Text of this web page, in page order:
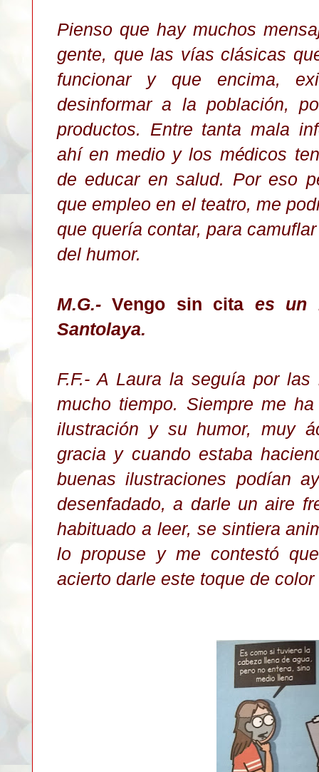
Pienso que hay muchos
gente, que las vías clásicas
funcionar y que encima,
desinformar a la población,
productos. Entre tanta mala
ahí en medio y los médicos
de educar en salud. Por eso
que empleo en el teatro, me
que quería contar, para
del humor.
M.G.-Vengo sin cita es un
Santolaya.
F.F.- A Laura la seguía por
mucho tiempo. Siempre me
ilustración y su humor, muy
gracia y cuando estaba
buenas ilustraciones podían
desenfadado, a darle un aire
habituado a leer, se sintiera
lo propuse y me contestó
acierto darle este toque de